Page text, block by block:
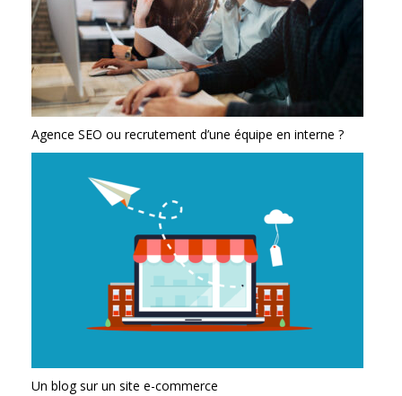
Agence SEO ou recrutement d’une équipe en interne ?
Un blog sur un site e-commerce